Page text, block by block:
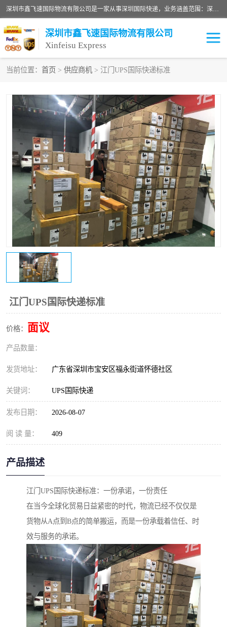
深圳市鑫飞速国际物流有限公司是一家从事深圳国际快递，业务涵盖范围：深圳DHL国际快递、深圳国际快递公司、深圳国际物流公司、深圳国际快递、深圳DHL国际快递电话可拨打全国服务热线：15019287411。欢迎各位亲来人来电到我司洽谈合作。
深圳市鑫飞速国际物流有限公司
Xinfeisu Express
当前位置： 首页 > 供应商机 > 江门UPS国际快递标准
江门UPS国际快递标准
价格： 面议
产品数量：
发货地址： 广东省深圳市宝安区福永街道怀德社区
关键词： UPS国际快递
发布日期： 2026-08-07
阅 读 量： 409
产品描述
江门UPS国际快递标准：一份承诺，一份责任
在当今全球化贸易日益紧密的时代，物流已经不仅仅是
货物从A点到B点的简单搬运，而是一份承载着信任、时
效与服务的承诺。
俄罗斯快递 巴西快递
深圳DHL国际快递 伊朗快递
UPS国际快递 深圳国际快递公司
深圳国际物流公司 深圳国际快递电话
DHL国际快递电话 深圳国际快递
新能源电池出口物流